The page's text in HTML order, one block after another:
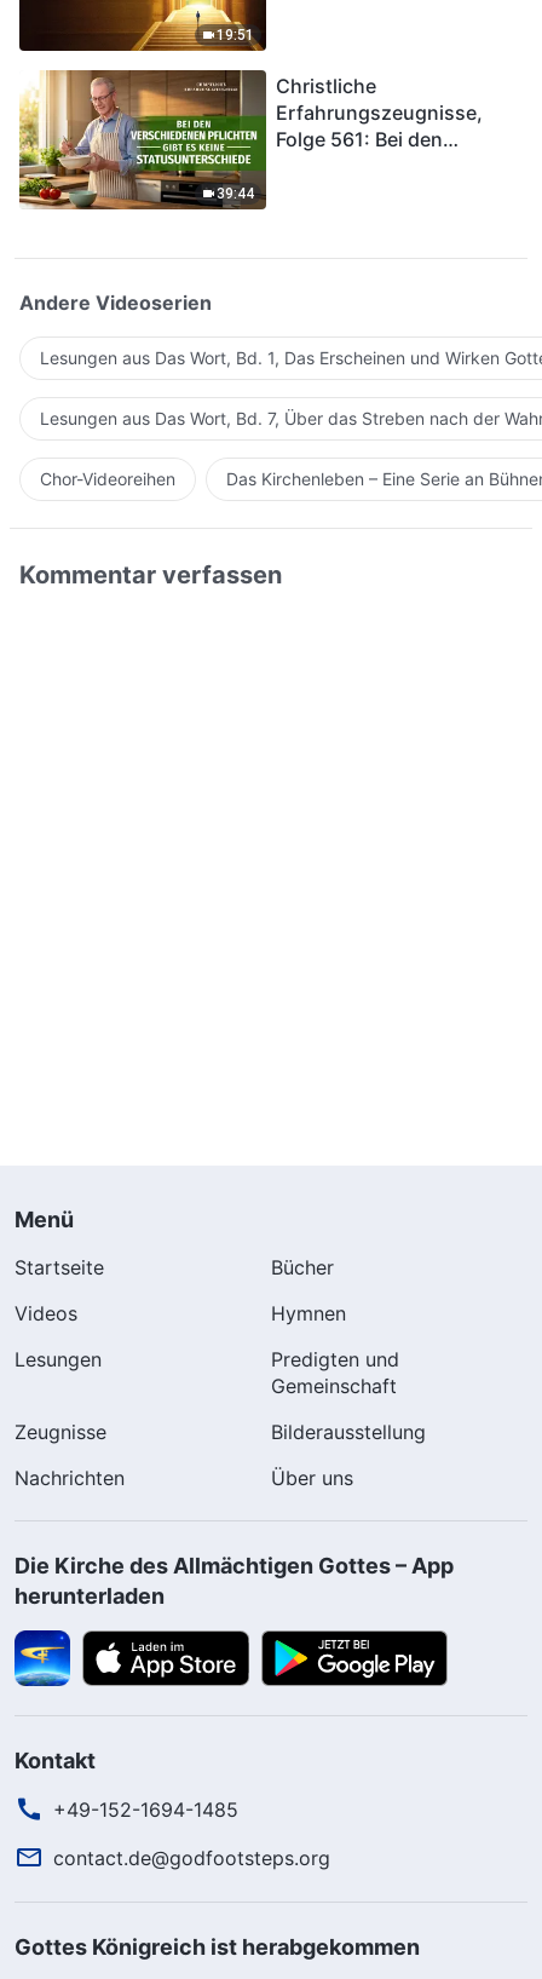
19:51
39:44
Christliche
Erfahrungszeugnisse,
Folge 561: Bei den
Andere Videoserien
Lesungen aus Das Wort, Bd. 1, Das Erscheinen und Wirken
Lesungen aus Das Wort, Bd. 7, Über das Streben nach der
Chor-Videoreihen Das Kirchenleben – Eine Serie an
Kommentar verfassen
Menü
Startseite
Bücher
Videos
Hymnen
Lesungen
Predigten und
Gemeinschaft
Zeugnisse
Bilderausstellung
Nachrichten
Über uns
Die Kirche des Allmächtigen Gottes – App
herunterladen
Kontakt
+49-152-1694-1485
contact.de@godfootsteps.org
Gottes Königreich ist herabgekommen